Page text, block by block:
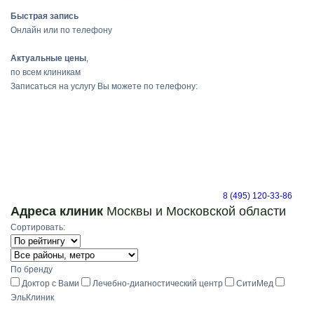
Быстрая запись
Онлайн или по телефону
Актуальные цены,
по всем клиникам
Записаться на услугу Вы можете по телефону:
8 (495) 120-33-86
Адреса клиник Москвы и Московской области
Сортировать:
По бренду
Доктор с Вами
Лечебно-диагностический центр
СитиМед
ЭльКлиник